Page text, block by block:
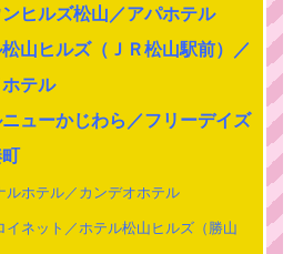
ヒルズ松山／アパホテル
山ヒルズ（ＪＲ松山駅前）／
テル
ューかじわら／フリーデイズ
ルホテル／カンデオホテル
イネット／ホテル松山ヒルズ（勝山